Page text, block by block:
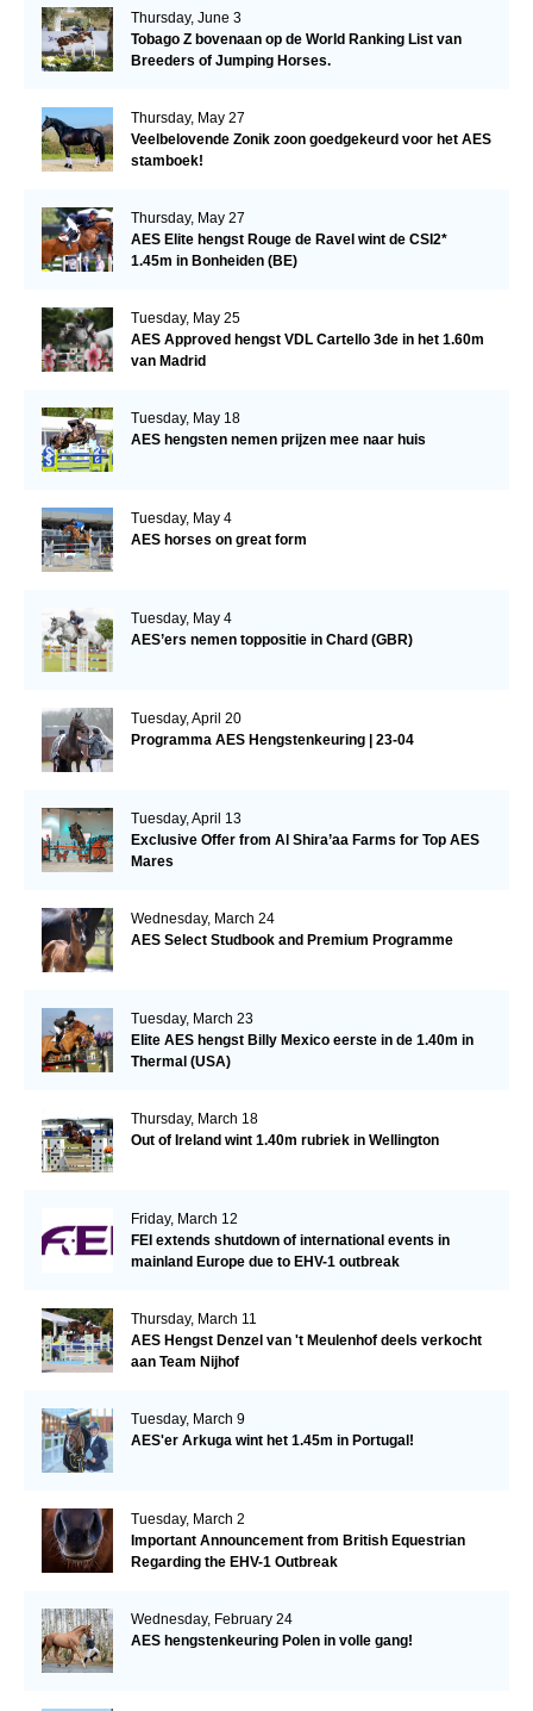
Thursday, June 3
Tobago Z bovenaan op de World Ranking List van
Breeders of Jumping Horses.
Thursday, May 27
Veelbelovende Zonik zoon goedgekeurd voor het AES
stamboek!
Thursday, May 27
AES Elite hengst Rouge de Ravel wint de CSI2*
1.45m in Bonheiden (BE)
Tuesday, May 25
AES Approved hengst VDL Cartello 3de in het 1.60m
van Madrid
Tuesday, May 18
AES hengsten nemen prijzen mee naar huis
Tuesday, May 4
AES horses on great form
Tuesday, May 4
AES’ers nemen toppositie in Chard (GBR)
Tuesday, April 20
Programma AES Hengstenkeuring | 23-04
Tuesday, April 13
Exclusive Offer from Al Shira’aa Farms for Top AES
Mares
Wednesday, March 24
AES Select Studbook and Premium Programme
Tuesday, March 23
Elite AES hengst Billy Mexico eerste in de 1.40m in
Thermal (USA)
Thursday, March 18
Out of Ireland wint 1.40m rubriek in Wellington
Friday, March 12
FEI extends shutdown of international events in
mainland Europe due to EHV-1 outbreak
Thursday, March 11
AES Hengst Denzel van 't Meulenhof deels verkocht
aan Team Nijhof
Tuesday, March 9
AES'er Arkuga wint het 1.45m in Portugal!
Tuesday, March 2
Important Announcement from British Equestrian
Regarding the EHV-1 Outbreak
Wednesday, February 24
AES hengstenkeuring Polen in volle gang!